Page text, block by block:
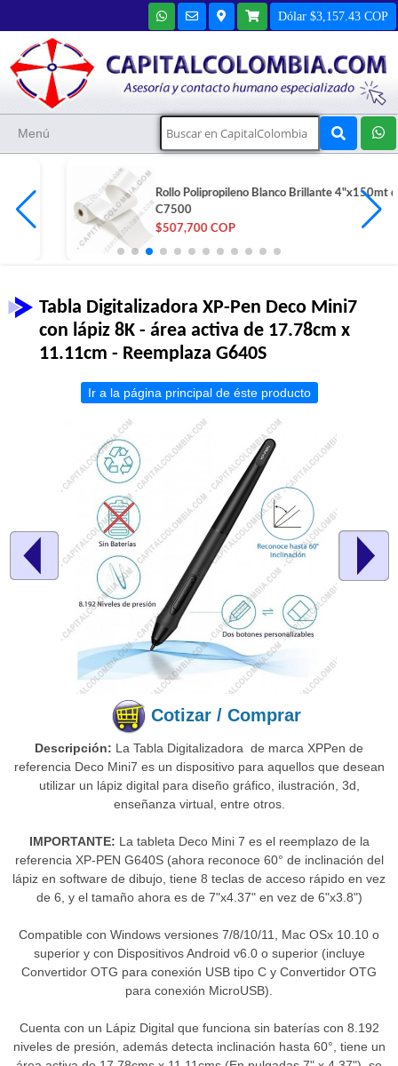
Dólar $3,157.43 COP
Menú
Rollo Polipropileno Blanco Brillante 4"x150mt de Epson
C7500
$507,700 COP
Tabla Digitalizadora XP-Pen Deco Mini7
con lápiz 8K - área activa de 17.78cm x
11.11cm - Reemplaza G640S
Ir a la página principal de éste producto
Cotizar / Comprar
Descripción: La Tabla Digitalizadora de marca XPPen de
referencia Deco Mini7 es un dispositivo para aquellos que desean
utilizar un lápiz digital para diseño gráfico, ilustración, 3d,
enseñanza virtual, entre otros.
IMPORTANTE: La tableta Deco Mini 7 es el reemplazo de la
referencia XP-PEN G640S (ahora reconoce 60° de inclinación del
lápiz en software de dibujo, tiene 8 teclas de acceso rápido en vez
de 6, y el tamaño ahora es de 7"x4.37" en vez de 6"x3.8")
Compatible con Windows versiones 7/8/10/11, Mac OSx 10.10 o
superior y con Dispositivos Android v6.0 o superior (incluye
Convertidor OTG para conexión USB tipo C y Convertidor OTG
para conexión MicroUSB).
Cuenta con un Lápiz Digital que funciona sin baterías con 8.192
niveles de presión, además detecta inclinación hasta 60°, tiene un